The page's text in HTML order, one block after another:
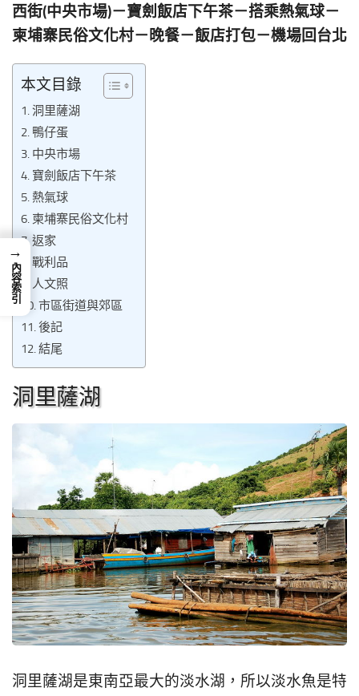
西街(中央市場)－寶劍飯店下午茶－搭乘熱氣球－
柬埔寨民俗文化村－晚餐－飯店打包－機場回台北
本文目錄
洞里薩湖
鴨仔蛋
中央市場
寶劍飯店下午茶
熱氣球
柬埔寨民俗文化村
返家
戰利品
人文照
市區街道與郊區
後記
結尾
洞里薩湖
洞里薩湖是東南亞最大的淡水湖，所以淡水魚是特
→
內容索引